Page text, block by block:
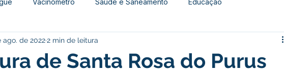
e Meio Ambiente Desporto Cultura e Lazer Administração e Finanças
de Santa Rosa do Purus
ago. de 20222 min de leitura